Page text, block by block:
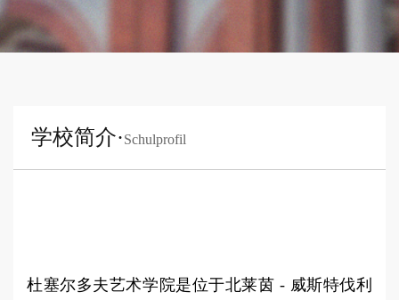
学校简介·Schulprofil
杜塞尔多夫艺术学院是位于北莱茵 - 威斯特伐利